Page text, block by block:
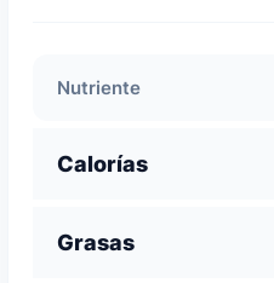
Nutriente
Calorías
Grasas